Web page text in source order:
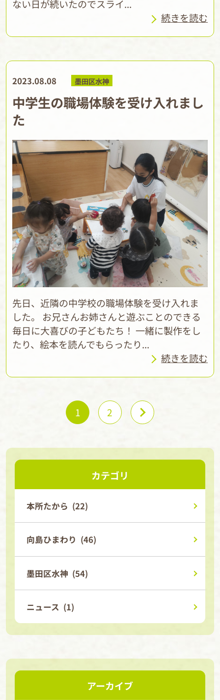
ない日が続いたのでスライ...
続きを読む
2023.08.08 墨田区水神
中学生の職場体験を受け入れまし
た
先日、近隣の中学校の職場体験を受け入れま
した。 お兄さんお姉さんと遊ぶことのできる
毎日に大喜びの子どもたち！ 一緒に製作をし
たり、絵本を読んでもらったり...
続きを読む
1 2
カテゴリ
本所たから (22)
向島ひまわり (46)
墨田区水神 (54)
ニュース (1)
アーカイブ